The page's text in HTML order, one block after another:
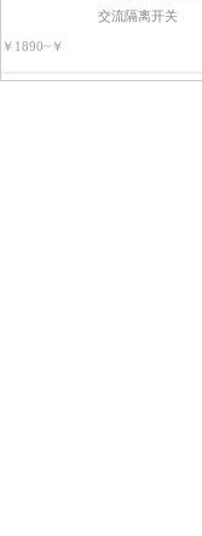
交流隔离开关
￥1890~￥